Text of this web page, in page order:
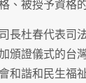
、被授予資格
長杜春代表司
頒證儀式的台
和諧和民生福